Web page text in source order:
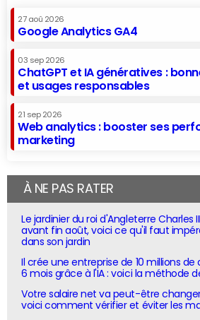
27 aoû 2026
Google Analytics GA4
03 sep 2026
ChatGPT et IA génératives :
et usages responsables
21 sep 2026
Web analytics : booster ses
marketing
À NE PAS RATER
Le jardinier du roi d'Angleterre Charles
avant fin août, voici ce qu'il faut
dans son jardin
Il crée une entreprise de 10 millions
6 mois grâce à l'IA : voici la méthode
Votre salaire net va peut-être
voici comment vérifier et éviter les